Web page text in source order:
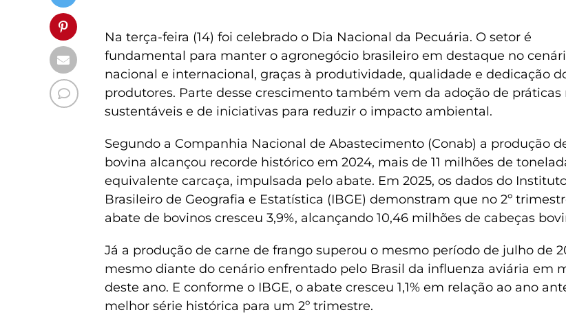
Na terça-feira (14) foi celebrado o Dia Nacional da Pecuária. O setor é
fundamental para manter o agronegócio brasileiro em destaque no
nacional e internacional, graças à produtividade, qualidade e dedicação
produtores. Parte desse crescimento também vem da adoção de práticas
sustentáveis e de iniciativas para reduzir o impacto ambiental.
Segundo a Companhia Nacional de Abastecimento (Conab) a produção
bovina alcançou recorde histórico em 2024, mais de 11 milhões de
equivalente carcaça, impulsada pelo abate. Em 2025, os dados do
Brasileiro de Geografia e Estatística (IBGE) demonstram que no 2º
abate de bovinos cresceu 3,9%, alcançando 10,46 milhões de cabeças
Já a produção de carne de frango superou o mesmo período de julho de
mesmo diante do cenário enfrentado pelo Brasil da influenza aviária em
deste ano. E conforme o IBGE, o abate cresceu 1,1% em relação ao ano
melhor série histórica para um 2º trimestre.